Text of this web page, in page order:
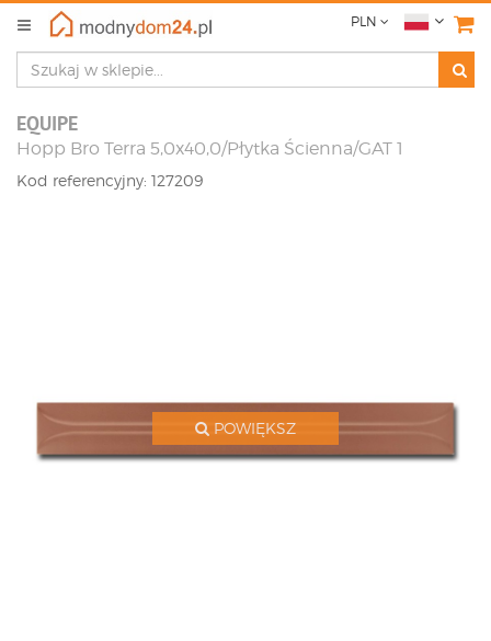
PLN
EQUIPE
Hopp Bro Terra 5,0x40,0/Płytka Ścienna/GAT 1
Kod referencyjny: 127209
POWIĘKSZ